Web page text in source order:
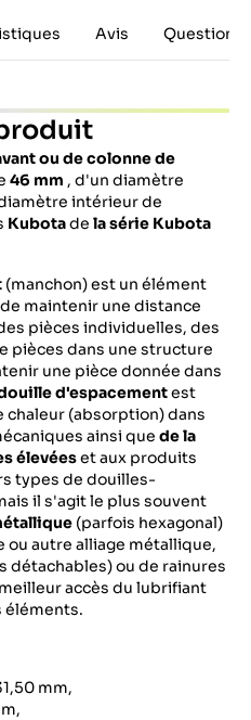
Avis Questions
ou de colonne de
46 mm , d'un diamètre
intérieur de
Kubotade la série Kubota
(manchon) est un élément
maintenir une distance
pièces individuelles, des
pièces dans une structure
une pièce donnée dans
d'espacementest
(absorption) dans
ainsi que de la
élevéeset aux produits
types de douilles-
il s'agit le plus souvent
(parfois hexagonal)
ou autre alliage métallique,
détachables) ou de rainures
accès du lubrifiant
éléments.
mm,